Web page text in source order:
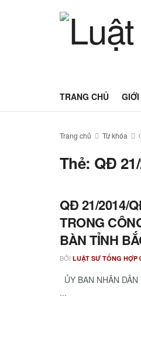
TRANG CHỦ
Trang chủ Từ khóa
Thẻ: QĐ
QĐ 21/2014/
TRONG
BÀN TỈNH
BỞI LUẬT SƯ TỔNG HỢP
ỦY BAN NHÂN
...